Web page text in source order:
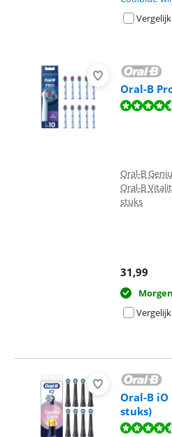
Oral-B
Beoordeling is 9,0 van de 10,
Oral-B
Oral-B
stuks
31,99
Oral-B iO
stuks)
Beoordeling is 9,2 van de 10,